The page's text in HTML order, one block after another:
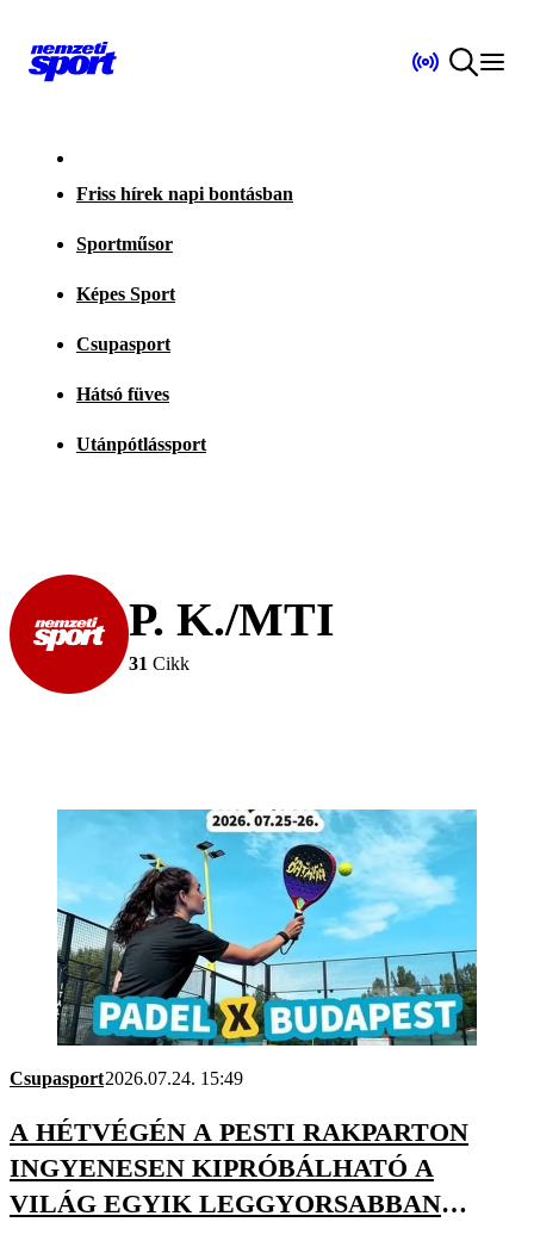
Friss hírek napi bontásban
Sportműsor
Képes Sport
Csupasport
Hátsó füves
Utánpótlássport
P. K./MTI
31 Cikk
Csupasport2026.07.24. 15:49
A HÉTVÉGÉN A PESTI RAKPARTON
INGYENESEN KIPRÓBÁLHATÓ A
VILÁG EGYIK LEGGYORSABBAN